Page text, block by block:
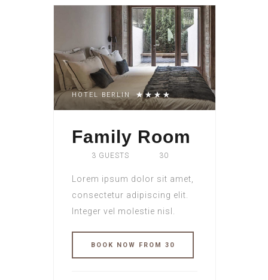
HOTEL BERLIN
Family Room
3 GUESTS 30
Lorem ipsum dolor sit amet,
consectetur adipiscing elit.
Integer vel molestie nisl.
BOOK NOW FROM 30